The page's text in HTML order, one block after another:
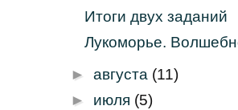
Итоги двух заданий
Лукоморье.
► августа (11)
► июля (5)